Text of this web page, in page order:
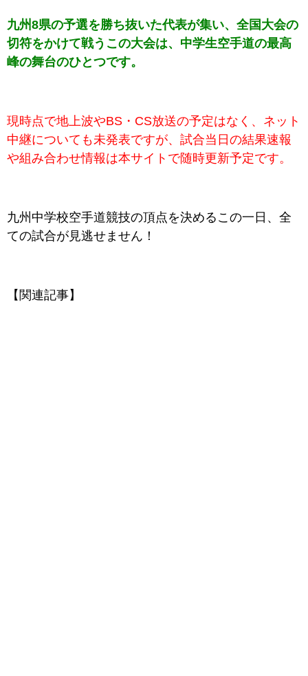
九州8県の予選を勝ち抜いた代表が集い、全国大会の
切符をかけて戦うこの大会は、中学生空手道の最高
峰の舞台のひとつです。
現時点で地上波やBS・CS放送の予定はなく、ネット
中継についても未発表ですが、試合当日の結果速報
や組み合わせ情報は本サイトで随時更新予定です。
九州中学校空手道競技の頂点を決めるこの一日、全
ての試合が見逃せません！
【関連記事】